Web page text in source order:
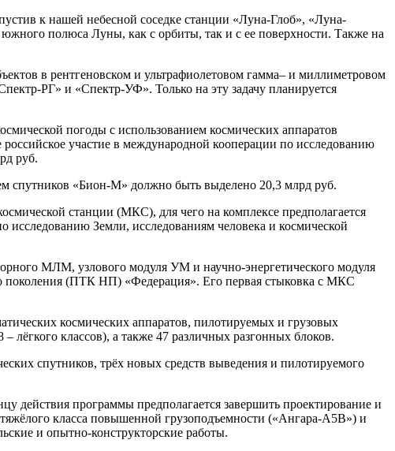
к нашей небесной соседке станции «Луна-Глоб», «Луна-
полюса Луны, как с орбиты, так и с ее поверхности. Также на
в рентгеновском и ультрафиолетовом гамма– и миллиметровом
РГ» и «Спектр-УФ». Только на эту задачу планируется
погоды с использованием космических аппаратов
участие в международной кооперации по исследованию
руб.
спутников «Бион-М» должно быть выделено 20,3 млрд руб.
станции (МКС), для чего на комплексе предполагается
Земли, исследованиям человека и космической
МЛМ, узлового модуля УМ и научно-энергетического модуля
поколения (ПТК НП) «Федерация». Его первая стыковка с МКС
космических аппаратов, пилотируемых и грузовых
лёгкого классов), а также 47 различных разгонных блоков.
спутников, трёх новых средств выведения и пилотируемого
действия программы предполагается завершить проектирование и
тяжёлого класса повышенной грузоподъемности («Ангара-А5В») и
и опытно-конструкторские работы.